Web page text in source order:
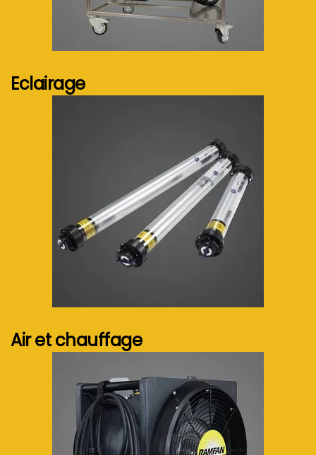
Eclairage
Air et chauffage